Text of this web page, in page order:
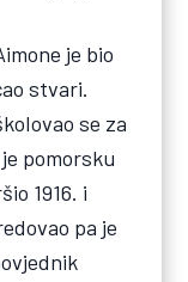
je bio
stvari.
se za
pomorsku
1916. i
pa je